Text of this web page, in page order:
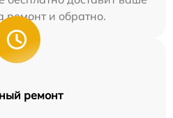
ремонт и обратно.
ремонт